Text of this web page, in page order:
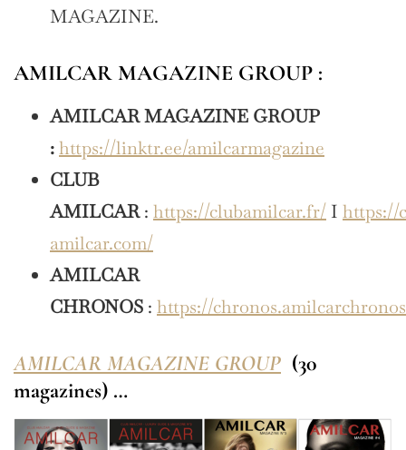
MAGAZINE.
AMILCAR MAGAZINE GROUP :
AMILCAR MAGAZINE GROUP
:https://linktr.ee/amilcarmagazine
CLUB
AMILCAR: https://clubamilcar.fr/ I https://
amilcar.com/
AMILCAR
CHRONOS : https://
AMILCAR MAGAZINE GROUP (30
magazines) …